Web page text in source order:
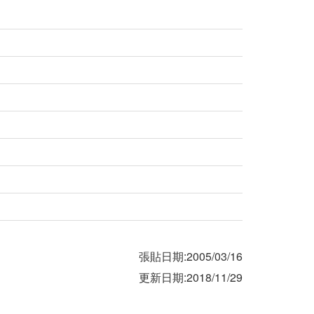
張貼日期:2005/03/16
更新日期:2018/11/29